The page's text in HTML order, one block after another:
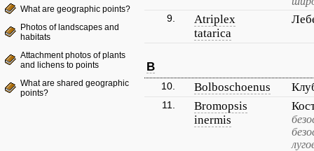
What are geographic points?
Photos of landscapes and
habitats
Attachment photos of plants
and lichens to points
What are shared geographic
points?
9.
Atriplex
tatarica
B
10. Bolboschoenus
11.
Bromopsis
inermis